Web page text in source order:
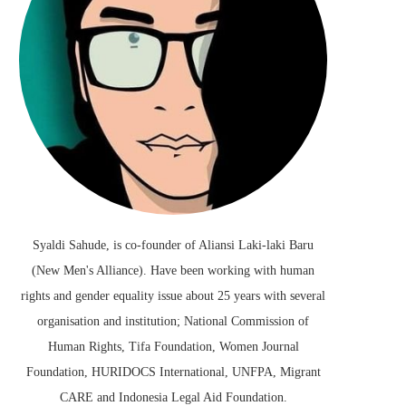
Syaldi Sahude, is co-founder of Aliansi Laki-laki Baru
(New Men's Alliance). Have been working with human
rights and gender equality issue about 25 years with several
organisation and institution; National Commission of
Human Rights, Tifa Foundation, Women Journal
Foundation, HURIDOCS International, UNFPA, Migrant
CARE and Indonesia Legal Aid Foundation.